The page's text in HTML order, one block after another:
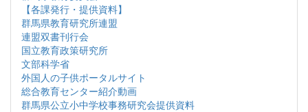
【各課発行・提供資料】
群馬県教育研究所連盟
連盟双書刊行会
国立教育政策研究所
文部科学省
外国人の子供ポータルサイト
総合教育センター紹介動画
群馬県公立小中学校事務研究会提供資料